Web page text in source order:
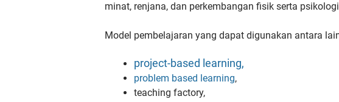
minat, renjana, dan perkembangan fisik serta
Model pembelajaran yang dapat digunakan antara
project-based learning,
problem based learning,
teaching factory,